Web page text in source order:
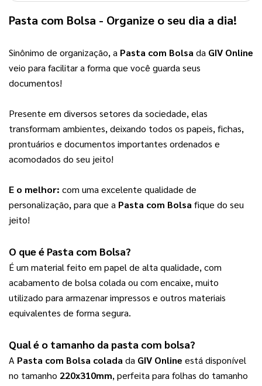
Pasta com Bolsa - Organize o seu dia a dia!
Sinônimo de organização, a Pasta com Bolsa da GIV Online
veio para facilitar a forma que você guarda seus
documentos!
Presente em diversos setores da sociedade, elas
transformam ambientes, deixando todos os papeis, fichas,
prontuários e documentos importantes ordenados e
acomodados do seu jeito!
E o melhor: com uma excelente qualidade de
personalização, para que a Pasta com Bolsa fique do seu
jeito!
O que é Pasta com Bolsa?
É um material feito em papel de alta qualidade, com
acabamento de bolsa colada ou com encaixe, muito
utilizado para armazenar impressos e outros materiais
equivalentes de forma segura.
Qual é o tamanho da pasta com bolsa?
A Pasta com Bolsa colada da GIV Online está disponível
no tamanho 220x310mm, perfeita para folhas do tamanho